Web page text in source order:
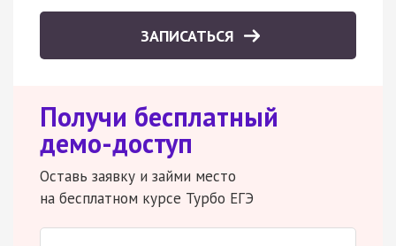
ЗАПИСАТЬСЯ
Получи бесплатный
демо-доступ
Оставь заявку и займи место
на бесплатном курсе Турбо ЕГЭ